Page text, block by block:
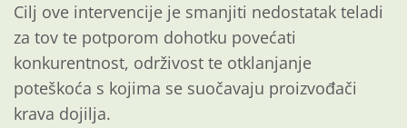
Cilj ove intervencije je smanjiti nedostatak teladi
za tov te potporom dohotku povećati
konkurentnost, održivost te otklanjanje
poteškoća s kojima se suočavaju proizvođači
krava dojilja.